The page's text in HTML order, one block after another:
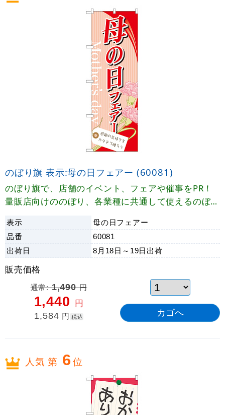
のぼり旗 表示:母の日フェアー (60081)
のぼり旗で、店舗のイベント、フェアや催事をPR！
量販店向けののぼり、各業種に共通して使えるのぼり
表示
母の日フェアー
品番
60081
出荷日 8月18日～19日 出荷
販売価格
通常:1,490円
1,440 円
1,584 円 税込
人気 第 6位